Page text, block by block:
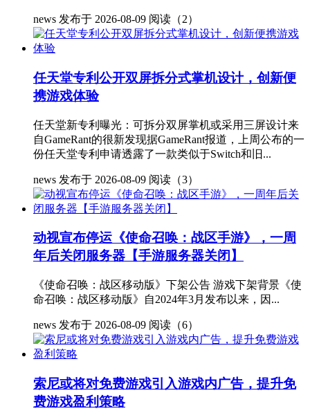
news 发布于 2026-08-09 阅读（2）
任天堂专利公开双屏拆分式掌机设计，创新便
携游戏体验
任天堂新专利曝光：可拆分双屏掌机或采用三屏设计来
自GameRant的很新发现据GameRant报道，上周公布的一
份任天堂专利申请透露了一款类似于Switch和旧...
news 发布于 2026-08-09 阅读（3）
动视宣布停运《使命召唤：战区手游》，一周
年后关闭服务器【手游服务器关闭】
《使命召唤：战区移动版》下架公告 游戏下架背景《使
命召唤：战区移动版》自2024年3月发布以来，因...
news 发布于 2026-08-09 阅读（6）
索尼或将对免费游戏引入游戏内广告，提升免
费游戏盈利策略